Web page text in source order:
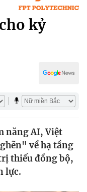
kỷ
năng AI, Việt
về hạ tầng
thiếu đồng bộ,
lực.